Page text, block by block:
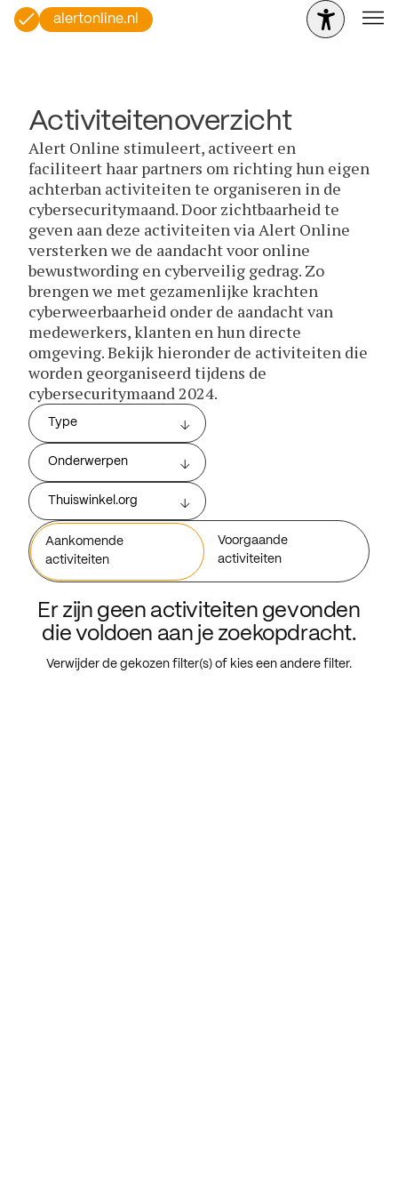
alertonline.nl
Activiteitenoverzicht
Alert Online stimuleert, activeert en
faciliteert haar partners om richting hun eigen
achterban activiteiten te organiseren in de
cybersecuritymaand. Door zichtbaarheid te
geven aan deze activiteiten via Alert Online
versterken we de aandacht voor online
bewustwording en cyberveilig gedrag. Zo
brengen we met gezamenlijke krachten
cyberweerbaarheid onder de aandacht van
medewerkers, klanten en hun directe
omgeving. Bekijk hieronder de activiteiten die
worden georganiseerd tijdens de
cybersecuritymaand 2024.
Type
Onderwerpen
Thuiswinkel.org
Aankomende
activiteiten
Voorgaande
activiteiten
Er zijn geen activiteiten gevonden
die voldoen aan je zoekopdracht.
Verwijder de gekozen filter(s) of kies een andere filter.